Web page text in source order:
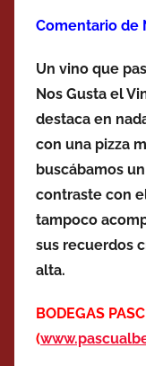
Comentario de
Un vino que
Nos Gusta el
destaca en
con una pizza
buscábamos
contraste con
tampoco
sus recuerdos
alta.
BODEGAS
(